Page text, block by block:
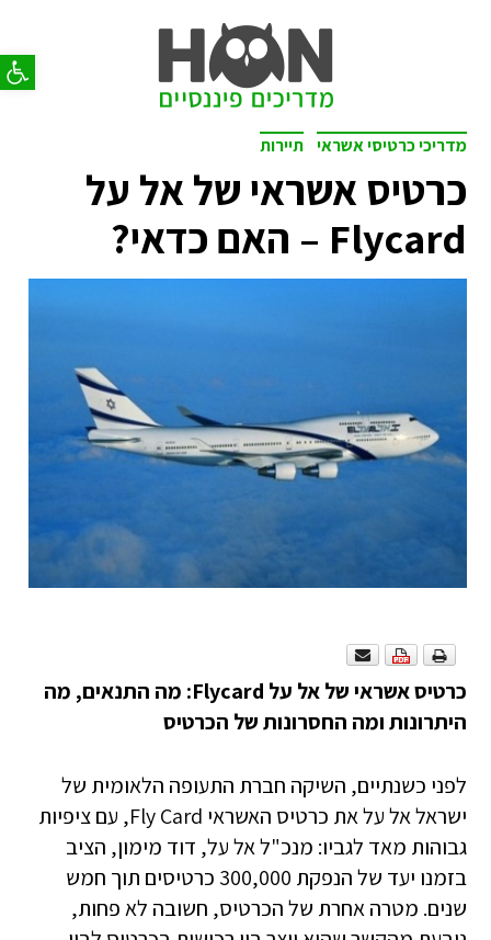
פתח
מדריכי כרטיסי אשראי תיירות
כרטיס אשראי של אל על
Flycard – האם כדאי?
כרטיס אשראי של אל על Flycard: מה התנאים, מה
היתרונות ומה החסרונות של הכרטיס
לפני כשנתיים, השיקה חברת התעופה הלאומית של
ישראל אל על את כרטיס האשראי Fly Card, עם ציפיות
גבוהות מאד לגביו: מנכ"ל אל על, דוד מימון, הציב
בזמנו יעד של הנפקת 300,000 כרטיסים תוך חמש
שנים. מטרה אחרת של הכרטיס, חשובה לא פחות,